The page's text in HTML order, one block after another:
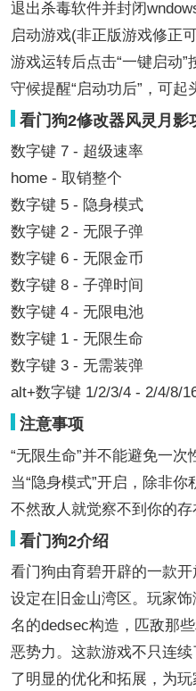
退出杀毒软件并封闭
启动游戏(非正版游戏修正
游戏运转后点击“一键启动”
守候提醒“启动功后”，可起
看门狗2修改器风灵月影
数字键 7 - 超级速率
home - 取销整个
数字键 5 - 隐身模式
数字键 2 - 无限子弹
数字键 6 - 无限金币
数字键 8 - 子弹时间
数字键 4 - 无限电池
数字键 1 - 无限生命
数字键 3 - 无需装弹
alt+数字键 1/2/3/4 - 2/4/8/
注意事项
“无限生命”并不能避免一次
当“隐身模式”开启，除非你
不然敌人就觉察不到你的存
看门狗2介绍
看门狗由育碧开辟的一款
设定在旧金山湾区。玩家
名的dedsec构造，匹敌那
恶势力。这款游戏不只连
了明显的优化和拓展，为